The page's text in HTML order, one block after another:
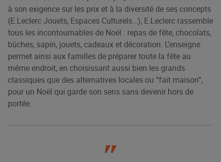
à son exigence sur les prix et à la diversité de ses concepts
(E.Leclerc Jouets, Espaces Culturels…), E.Leclerc rassemble
tous les incontournables de Noël : repas de fête, chocolats,
bûches, sapin, jouets, cadeaux et décoration. L’enseigne
permet ainsi aux familles de préparer toute la fête au
même endroit, en choisissant aussi bien les grands
classiques que des alternatives locales ou “fait maison”,
pour un Noël qui garde son sens sans devenir hors de
portée.